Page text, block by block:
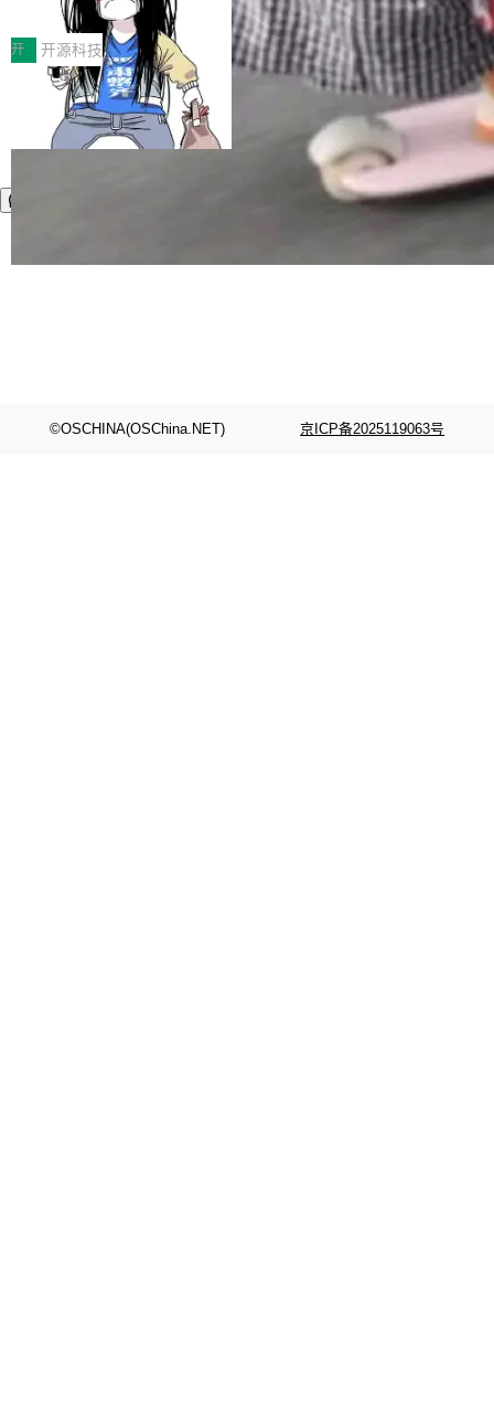
得住、用得稳、省得下、更安全！ 一、从现在开
始，Token使用一目...
q2Seq 和 DocAI 的共同发明人）以及 Oriol Vin
yals（Gemini 联合负责人，AlphaSta...
中文驱动的数字员工，自主理解需求、规划步
骤、编写代码。不挑模型、不挑平台，curl 一行
装完即用。 开源地址：Gitee · GitCode · GitHu
b 安装 支持 Java 8+（8~26）、macOS / Linu
x / Windows / Harmony PC。 # macOS / Linu
x / Harmony PC curl -fsSL https://solon.noea
价值潜能：华为云码道（CodeArts）
代码仓技术解析
一、代码仓深度理解技术的作用与价值 在软件工
程实践中，代码仓是企业核心知识资产的主要载
体。企业级代码仓库通常包含数十万乃至数百万
个文件，其规模远超单次模型调用可承载的上下
文窗口。随着项目规模的持续扩张与代码历史的
不断累积，代码仓中的模块关系、接口契约、业
务逻辑等关键信息往往分散于数十乃至数百个文
件之中，形成高度复杂的知识关联网络。传统的
开 开源科技
©OSCHINA(OSChina.NET) 京ICP备2025119063号